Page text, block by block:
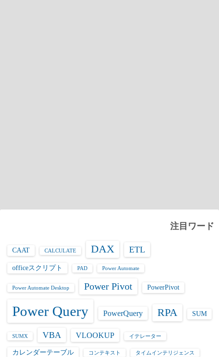
注目ワード
CAAT CALCULATE DAX ETL
officeスクリプト PAD Power Automate
Power Automate Desktop Power Pivot PowerPivot
Power Query PowerQuery RPA SUM
SUMX VBA VLOOKUP イテレーター
カレンダーテーブル コンテキスト タイムインテリジェンス